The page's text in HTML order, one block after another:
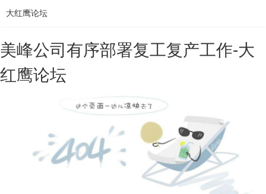
美峰公司有序部署复工复产工作-大
红鹰论坛
大红鹰论坛